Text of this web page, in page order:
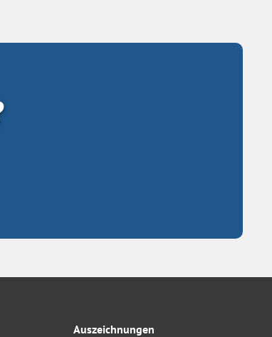
Auszeichnungen